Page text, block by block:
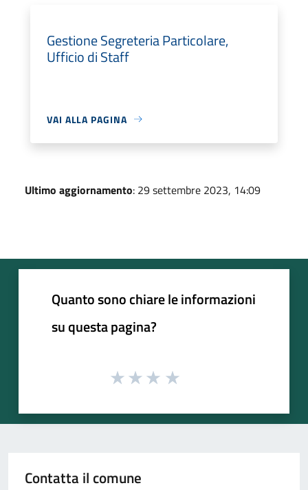
Gestione Segreteria Particolare,
Ufficio di Staff
VAI ALLA PAGINA
Ultimo aggiornamento: 29 settembre 2023, 14:09
Quanto sono chiare le informazioni
su questa pagina?
Contatta il comune